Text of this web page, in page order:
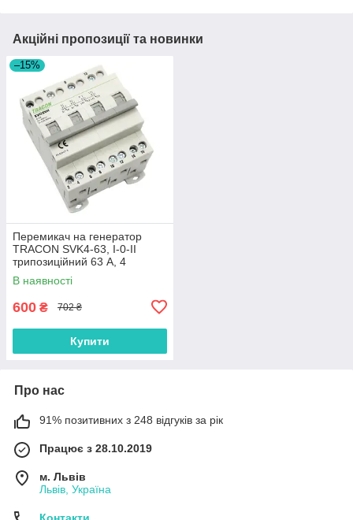
Акційні пропозиції та новинки
–15%
Перемикач на генератор
TRACON SVK4-63, I-0-II
трипозиційний 63 А, 4
полюси
В наявності
600 ₴ 702 ₴
Купити
Про нас
91% позитивних з 248 відгуків за рік
Працює з 28.10.2019
м. Львів
Львів, Україна
Контакти